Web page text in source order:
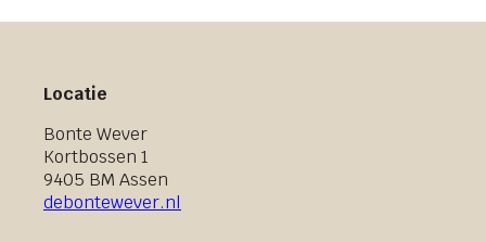
Locatie
Bonte Wever
Kortbossen 1
9405 BM Assen
debontewever.nl